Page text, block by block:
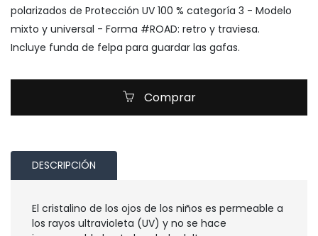
polarizados de Protección UV 100 % categoría 3 - Modelo
mixto y universal - Forma #ROAD: retro y traviesa.
Incluye funda de felpa para guardar las gafas.
Comprar
DESCRIPCIÓN
El cristalino de los ojos de los niños es permeable a
los rayos ultravioleta (UV) y no se hace